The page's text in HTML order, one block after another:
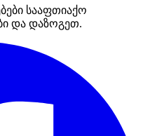
სააფთიაქო
და დაზოგეთ.